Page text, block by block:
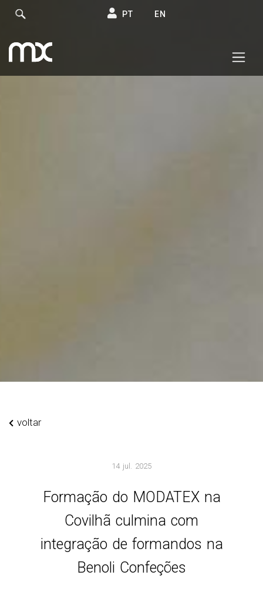
PT EN
voltar
14 jul. 2025
Formação do MODATEX na
Covilhã culmina com
integração de formandos na
Benoli Confeções